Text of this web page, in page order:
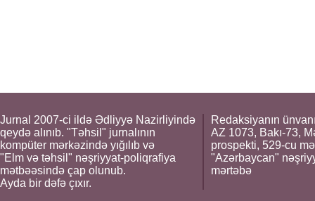
Jurnal 2007-ci ildə Ədliyyə Nazirliyində
qeydə alınıb. "Təhsil" jurnalının
kompüter mərkəzində yığılıb və
"Elm və təhsil" nəşriyyat-poliqrafiya
mətbəəsində çap olunub.
Ayda bir dəfə çıxır.
Redaksiyanın
AZ 1073, Bakı-73,
prospekti, 529-cu
"Azərbaycan"
mərtəbə